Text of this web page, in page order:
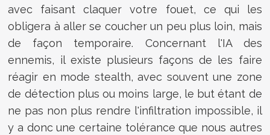
avec faisant claquer votre fouet, ce qui les
obligera à aller se coucher un peu plus loin, mais
de façon temporaire. Concernant l'IA des
ennemis, il existe plusieurs façons de les faire
réagir en mode stealth, avec souvent une zone
de détection plus ou moins large, le but étant de
ne pas non plus rendre l'infiltration impossible, il
y a donc une certaine tolérance que nous autres